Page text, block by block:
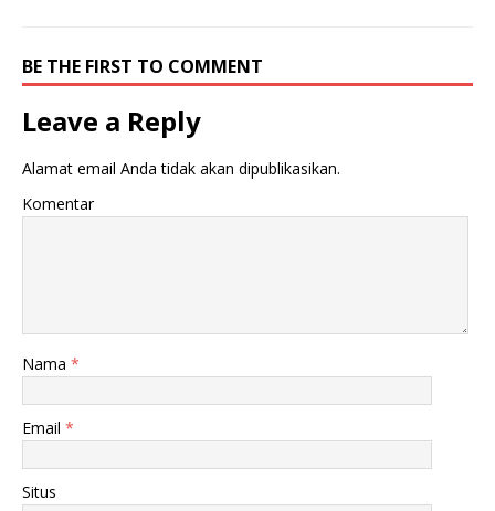
BE THE FIRST TO COMMENT
Leave a Reply
Alamat email Anda tidak akan dipublikasikan.
Komentar
Nama *
Email *
Situs